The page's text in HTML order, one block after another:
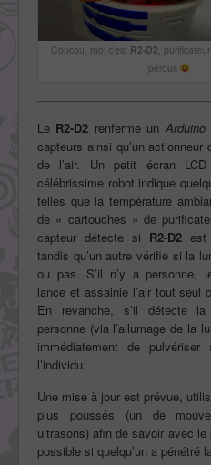
Coucou, moi c’est R2-D2,
perdus
Le R2-D2 renferme un Arduino
capteurs ainsi qu’un actionneur
de l’air. Un petit écran LCD
célébrissime robot indique
telles que la température
de « cartouches » de
capteur détecte si R2-D2
tandis qu’un autre vérifie si la
ou pas. S’il n’y a personne,
lance et assainie l’air tout seul
En revanche, s’il détecte la
personne (via l’allumage de la
immédiatement de
l’individu.
Une mise à jour est prévue,
plus poussés (un de
ultrasons) afin de savoir avec le
possible si quelqu’un a pénétré